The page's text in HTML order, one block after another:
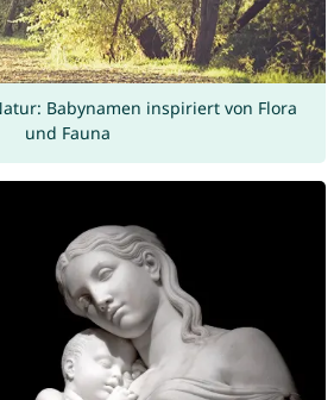
Babynamen inspiriert von Flora
und Fauna